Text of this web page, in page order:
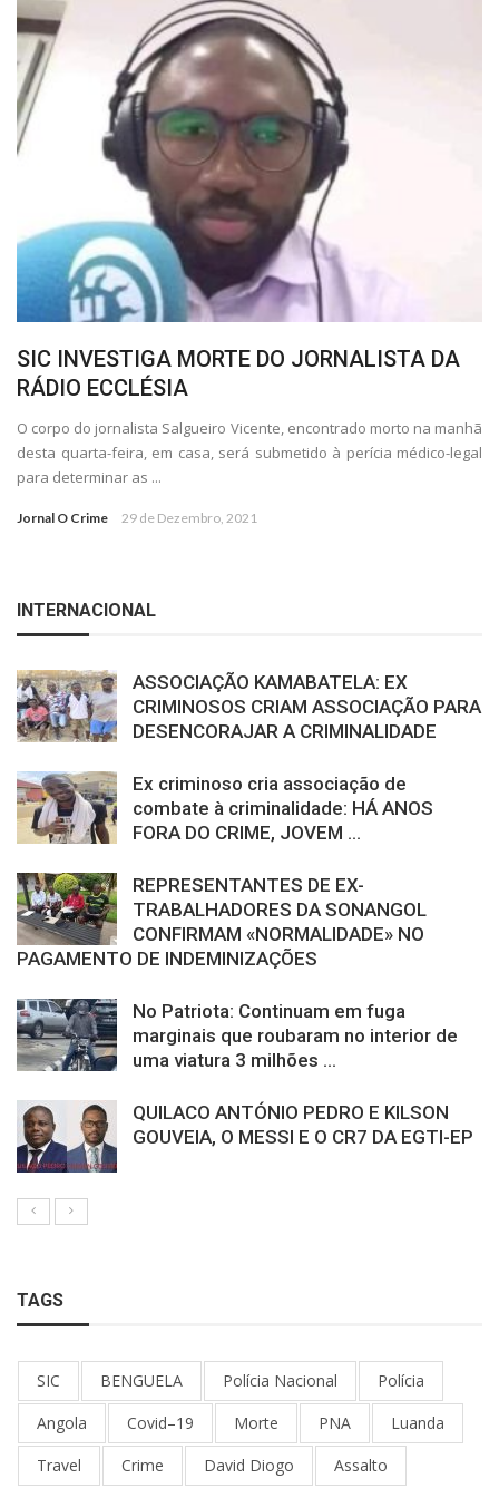
SIC INVESTIGA MORTE DO JORNALISTA DA
RÁDIO ECCLÉSIA
O corpo do jornalista Salgueiro Vicente, encontrado morto na manhã
desta quarta-feira, em casa, será submetido à perícia médico-legal
para determinar as ...
Jornal O Crime 29 de Dezembro, 2021
INTERNACIONAL
ASSOCIAÇÃO KAMABATELA: EX
CRIMINOSOS CRIAM ASSOCIAÇÃO PARA
DESENCORAJAR A CRIMINALIDADE
Ex criminoso cria associação de
combate à criminalidade: HÁ ANOS
FORA DO CRIME, JOVEM ...
REPRESENTANTES DE EX-
TRABALHADORES DA SONANGOL
CONFIRMAM «NORMALIDADE» NO
PAGAMENTO DE INDEMINIZAÇÕES
No Patriota: Continuam em fuga
marginais que roubaram no interior de
uma viatura 3 milhões ...
QUILACO ANTÓNIO PEDRO E KILSON
GOUVEIA, O MESSI E O CR7 DA EGTI-EP
TAGS
SIC BENGUELA Polícia Nacional
Polícia
Angola
Covid–19 Morte PNA
Luanda
Travel
Crime David Diogo Assalto